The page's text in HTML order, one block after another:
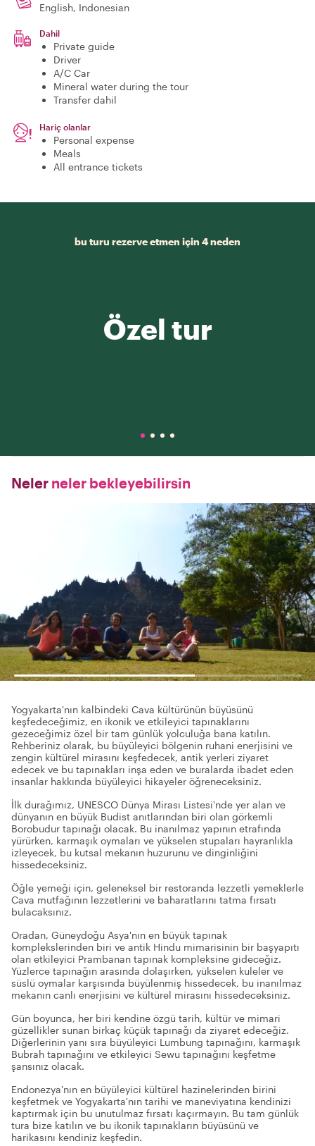
English, Indonesian
Dahil
Private guide
Driver
A/C Car
Mineral water during the tour
Transfer dahil
Hariç olanlar
Personal expense
Meals
All entrance tickets
bu turu rezerve etmen için 4 neden
Özel tur
Neler neler bekleyebilirsin
Yogyakarta'nın kalbindeki Cava kültürünün büyüsünü
keşfedeceğimiz, en ikonik ve etkileyici tapınaklarını
gezeceğimiz özel bir tam günlük yolculuğa bana katılın.
Rehberiniz olarak, bu büyüleyici bölgenin ruhani enerjisini ve
zengin kültürel mirasını keşfedecek, antik yerleri ziyaret
edecek ve bu tapınakları inşa eden ve buralarda ibadet eden
insanlar hakkında büyüleyici hikayeler öğreneceksiniz.
İlk durağımız, UNESCO Dünya Mirası Listesi'nde yer alan ve
dünyanın en büyük Budist anıtlarından biri olan görkemli
Borobudur tapınağı olacak. Bu inanılmaz yapının etrafında
yürürken, karmaşık oymaları ve yükselen stupaları hayranlıkla
izleyecek, bu kutsal mekanın huzurunu ve dinginliğini
hissedeceksiniz.
Öğle yemeği için, geleneksel bir restoranda lezzetli yemeklerle
Cava mutfağının lezzetlerini ve baharatlarını tatma fırsatı
bulacaksınız.
Oradan, Güneydoğu Asya'nın en büyük tapınak
komplekslerinden biri ve antik Hindu mimarisinin bir başyapıtı
olan etkileyici Prambanan tapınak kompleksine gideceğiz.
Yüzlerce tapınağın arasında dolaşırken, yükselen kuleler ve
süslü oymalar karşısında büyülenmiş hissedecek, bu inanılmaz
mekanın canlı enerjisini ve kültürel mirasını hissedeceksiniz.
Gün boyunca, her biri kendine özgü tarih, kültür ve mimari
güzellikler sunan birkaç küçük tapınağı da ziyaret edeceğiz.
Diğerlerinin yanı sıra büyüleyici Lumbung tapınağını, karmaşık
Bubrah tapınağını ve etkileyici Sewu tapınağını keşfetme
şansınız olacak.
Endonezya'nın en büyüleyici kültürel hazinelerinden birini
keşfetmek ve Yogyakarta'nın tarihi ve maneviyatına kendinizi
kaptırmak için bu unutulmaz fırsatı kaçırmayın. Bu tam günlük
tura bize katılın ve bu ikonik tapınakların büyüsünü ve
harikasını kendiniz keşfedin.